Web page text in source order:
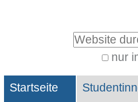
Website durchsuchen
nur
Suche…
Sektionen
Startseite